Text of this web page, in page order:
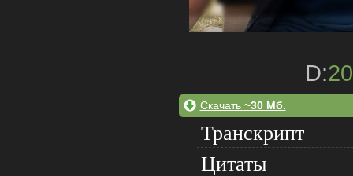
D:
Скачать ~30 Мб.
Транскрипт
Цитаты